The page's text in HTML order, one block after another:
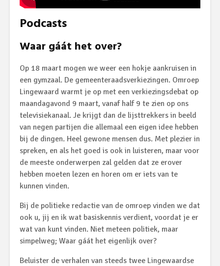
Podcasts
Waar gáát het over?
Op 18 maart mogen we weer een hokje aankruisen in
een gymzaal. De gemeenteraadsverkiezingen. Omroep
Lingewaard warmt je op met een verkiezingsdebat op
maandagavond 9 maart, vanaf half 9 te zien op ons
televisiekanaal. Je krijgt dan de lijsttrekkers in beeld
van negen partijen die allemaal een eigen idee hebben
bij de dingen. Heel gewone mensen dus. Met plezier in
spreken, en als het goed is ook in luisteren, maar voor
de meeste onderwerpen zal gelden dat ze erover
hebben moeten lezen en horen om er iets van te
kunnen vinden.
Bij de politieke redactie van de omroep vinden we dat
ook u, jij en ik wat basiskennis verdient, voordat je er
wat van kunt vinden. Niet meteen politiek, maar
simpelweg; Waar gáát het eigenlijk over?
Beluister de verhalen van steeds twee Lingewaardse